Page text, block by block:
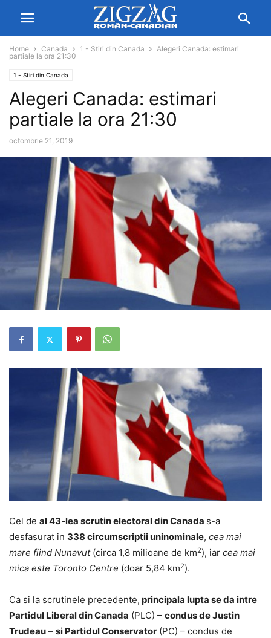
Home Canada 1 - Stiri din Canada
Alegeri Canada: estimari
partiale la ora 21:30
1 - Stiri din Canada
Alegeri Canada: estimari
partiale la ora 21:30
octombrie 21, 2019
Cel de al 43-lea scrutin electoral din Canada s-a
desfasurat in 338 circumscriptii uninominale, cea mai
mare fiind Nunavut(circa 1,8 milioane de km2), iar cea mai
mica este Toronto Centre (doar 5,84 km2).
Ca si la scrutinele precedente, principala lupta se da intre
Partidul Liberal din Canada (PLC) – condus de Justin
Trudeau – si Partidul Conservator (PC) – condus de